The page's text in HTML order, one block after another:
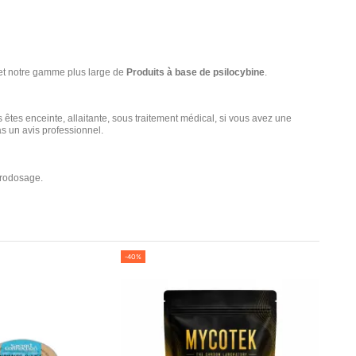
notre gamme plus large de Produits à base de psilocybine.
enceinte, allaitante, sous traitement médical, si vous avez une
un avis professionnel.
-40%